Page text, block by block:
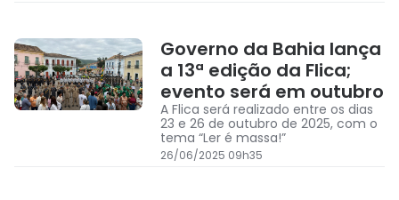
Governo da Bahia lança
a 13ª edição da Flica;
evento será em outubro
A Flica será realizado entre os dias
23 e 26 de outubro de 2025, com o
tema “Ler é massa!”
26/06/2025 09h35